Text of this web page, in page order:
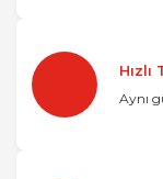
Aynı